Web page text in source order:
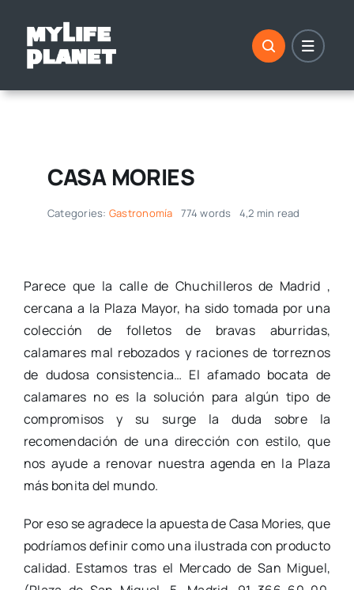
contenido
CASA MORIES
Categories: Gastronomía 774 words 4,2 min read
Parece que la calle de Chuchilleros de Madrid ,
cercana a la Plaza Mayor, ha sido tomada por una
colección de folletos de bravas aburridas,
calamares mal rebozados y raciones de torreznos
de dudosa consistencia… El afamado bocata de
calamares no es la solución para algún tipo de
compromisos y su surge la duda sobre la
recomendación de una dirección con estilo, que
nos ayude a renovar nuestra agenda en la Plaza
más bonita del mundo.
Por eso se agradece la apuesta de Casa Mories, que
podríamos definir como una ilustrada con producto
calidad. Estamos tras el Mercado de San Miguel,